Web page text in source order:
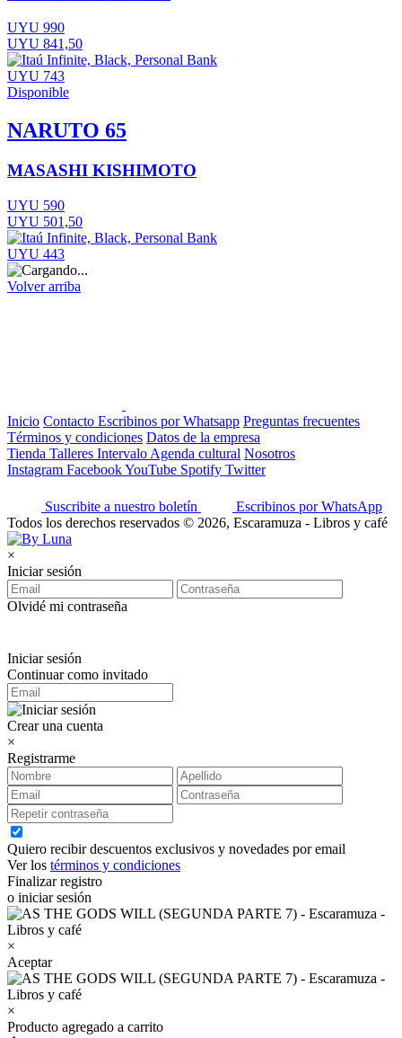
UYU 990
UYU 841,50
UYU 743
Disponible
NARUTO 65
MASASHI KISHIMOTO
UYU 590
UYU 501,50
UYU 443
Volver arriba
Inicio Contacto Escribinos por Whatsapp Preguntas frecuentes
Términos y condiciones Datos de la empresa
Tienda Talleres Intervalo Agenda cultural Nosotros
Instagram FacebookYouTube Spotify Twitter
Suscribite a nuestro boletín
Escribinos por WhatsApp
Todos los derechos reservados © 2026, Escaramuza - Libros y café
×
Iniciar sesión
Olvidé mi contraseña
Iniciar sesión
Continuar como invitado
Crear una cuenta
×
Registrarme
Quiero recibir descuentos exclusivos y novedades por email
Ver los términos y condiciones
Finalizar registro
o iniciar sesión
×
Aceptar
×
Producto agregado a carrito